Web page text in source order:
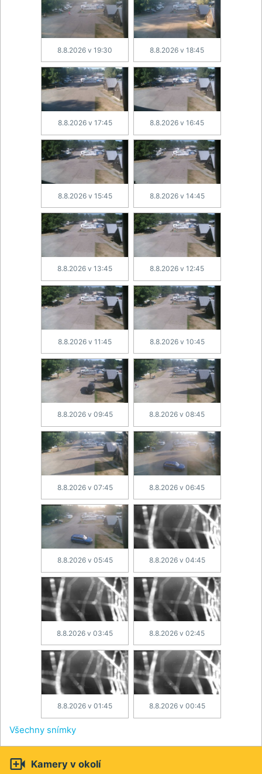
8.8.2026 v 19:30 8.8.2026 v 18:45
8.8.2026 v 17:45 8.8.2026 v 16:45
8.8.2026 v 15:45 8.8.2026 v 14:45
8.8.2026 v 13:45 8.8.2026 v 12:45
8.8.2026 v 11:45 8.8.2026 v 10:45
8.8.2026 v 09:45 8.8.2026 v 08:45
8.8.2026 v 07:45 8.8.2026 v 06:45
8.8.2026 v 05:45 8.8.2026 v 04:45
8.8.2026 v 03:45 8.8.2026 v 02:45
8.8.2026 v 01:45 8.8.2026 v 00:45
Všechny snímky
 Kamery v okolí